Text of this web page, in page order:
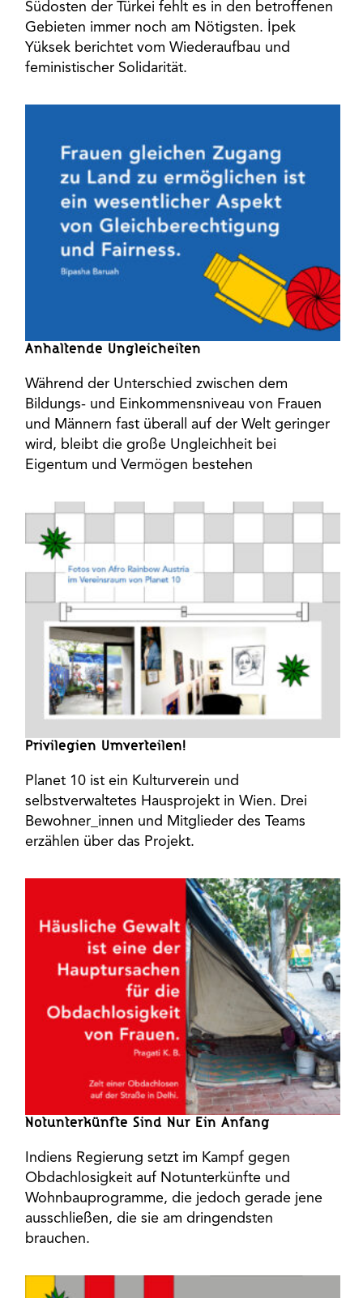
Südosten der Türkei fehlt es in den betroffenen
Gebieten immer noch am Nötigsten. İpek
Yüksek berichtet vom Wiederaufbau und
feministischer Solidarität.
Anhaltende Ungleicheiten
Während der Unterschied zwischen dem
Bildungs- und Einkommensniveau von Frauen
und Männern fast überall auf der Welt geringer
wird, bleibt die große Ungleichheit bei
Eigentum und Vermögen bestehen
Privilegien Umverteilen!
Planet 10 ist ein Kulturverein und
selbstverwaltetes Hausprojekt in Wien. Drei
Bewohner_innen und Mitglieder des Teams
erzählen über das Projekt.
Notunterkünfte Sind Nur Ein Anfang
Indiens Regierung setzt im Kampf gegen
Obdachlosigkeit auf Notunterkünfte und
Wohnbauprogramme, die jedoch gerade jene
ausschließen, die sie am dringendsten
brauchen.